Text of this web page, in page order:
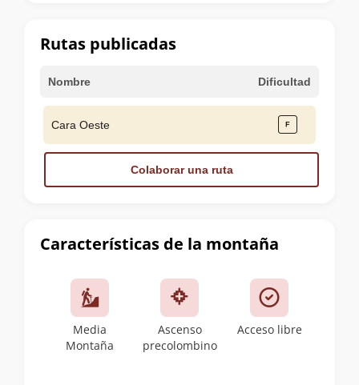
cumbre
Características de la montaña
Media
Montaña
Ascenso
precolombino
Acceso libre
Rutas publicadas
Nombre Dificultad
Cara Oeste
Colaborar una ruta